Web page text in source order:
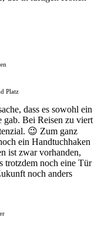
Platz
dass es sowohl ein
gab. Bei Reisen zu viert
😉 Zum ganz
ein Handtuchhaken
ist zwar vorhanden,
trotzdem noch eine Tür
noch anders